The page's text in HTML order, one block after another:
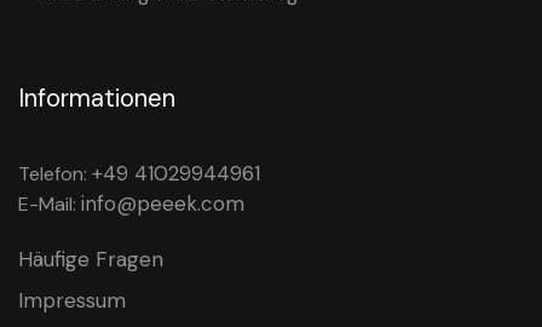
Informationen
Telefon: +49 41029944961
E-Mail: info@peeek.com
Häufige Fragen
Impressum